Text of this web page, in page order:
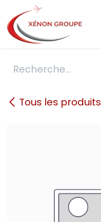
Se rendre au contenu
Tous les produits